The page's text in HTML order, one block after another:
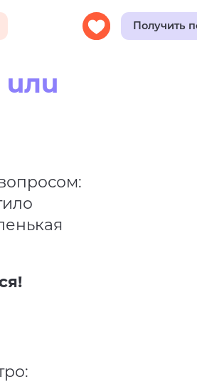
Получить подарок